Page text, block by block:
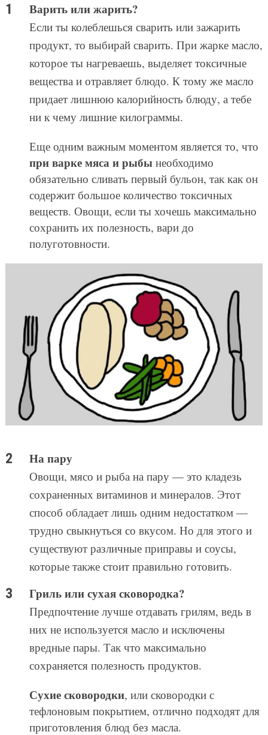
Варить или жарить?
Если ты колеблешься сварить или зажарить
продукт, то выбирай сварить. При жарке масло,
которое ты нагреваешь, выделяет токсичные
вещества и отравляет блюдо. К тому же масло
придает лишнюю калорийность блюду, а тебе
ни к чему лишние килограммы.
Еще одним важным моментом является то, что
при варке мяса и рыбынеобходимо
обязательно сливать первый бульон, так как он
содержит большое количество токсичных
веществ. Овощи, если ты хочешь максимально
сохранить их полезность, вари до
полуготовности.
На пару
Овощи, мясо и рыба на пару — это кладезь
сохраненных витаминов и минералов. Этот
способ обладает лишь одним недостатком —
трудно свыкнуться со вкусом. Но для этого и
существуют различные приправы и соусы,
которые также стоит правильно готовить.
Гриль или сухая сковородка?
Предпочтение лучше отдавать грилям, ведь в
них не используется масло и исключены
вредные пары. Так что максимально
сохраняется полезность продуктов.
Сухие сковородки, или сковородки с
тефлоновым покрытием, отлично подходят для
приготовления блюд без масла.